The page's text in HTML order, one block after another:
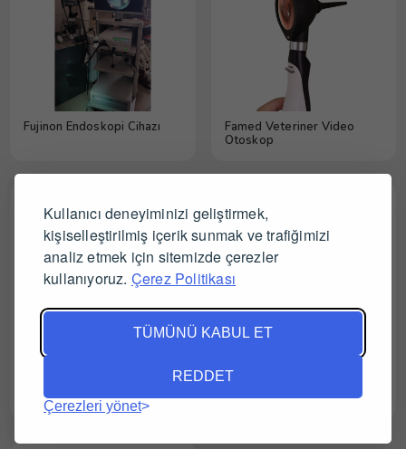
Kullanıcı deneyiminizi geliştirmek,
kişiselleştirilmiş içerik sunmak ve trafiğimizi
analiz etmek için sitemizde çerezler
kullanıyoruz. Çerez Politikası
TÜMÜNÜ KABUL ET
REDDET
Çerezleri yönet
Fujinon Endoskopi Cihazı
Famed Veteriner Video
Otoskop
Sıfır
Video Endoskopi
Cihazı(Küçük hayvanlar için)
Sıfır
Gowlands Veteriner
Otoskop / Oftalmaskop